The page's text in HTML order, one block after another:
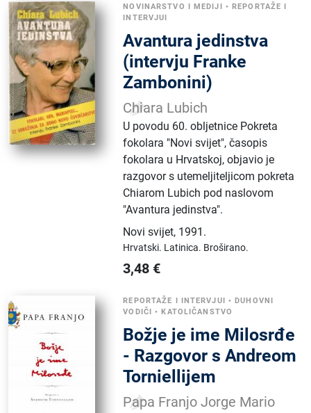
NOVINARSTVO I MEDIJI •REPORTAŽE I
INTERVJUI
Avantura jedinstva
(intervju Franke
Zambonini)
Chiara Lubich
U povodu 60. obljetnice Pokreta
fokolara "Novi svijet", časopis
fokolara u Hrvatskoj, objavio je
razgovor s utemeljiteljicom pokreta
Chiarom Lubich pod naslovom
"Avantura jedinstva".
Novi svijet, 1991.
Hrvatski. Latinica. Broširano.
3,48 €
REPORTAŽE I INTERVJUI •DUHOVNI
VODIČI •KATOLIČANSTVO
Božje je ime Milosrđe
- Razgovor s Andreom
Torniellijem
Papa Franjo Jorge Mario